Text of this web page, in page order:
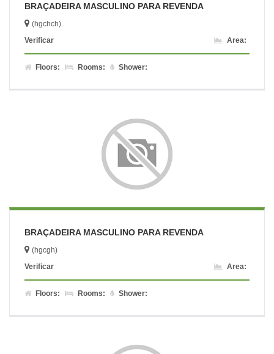
BRAÇADEIRA MASCULINO PARA REVENDA
(hgchch)
Verificar
Area:
Floors: Rooms: Shower:
BRAÇADEIRA MASCULINO PARA REVENDA
(hgcgh)
Verificar
Area:
Floors: Rooms: Shower: